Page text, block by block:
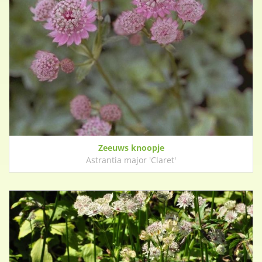
Zeeuws knoopje
Astrantia major 'Claret'